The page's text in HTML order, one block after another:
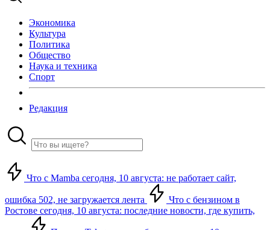
Экономика
Культура
Политика
Общество
Наука и техника
Спорт
Редакция
Что с Mamba сегодня, 10 августа: не работает сайт,
ошибка 502, не загружается лента
Что с бензином в
Ростове сегодня, 10 августа: последние новости, где купить,